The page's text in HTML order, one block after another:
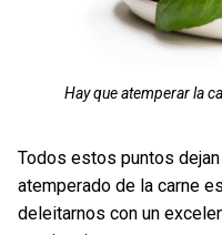
Hay que atemperar la
Todos estos puntos
atemperado de la carne
deleitarnos con un